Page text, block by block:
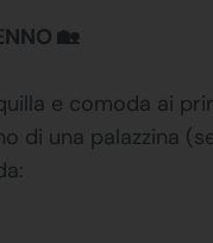
🏡
e comoda ai
di una palazzina